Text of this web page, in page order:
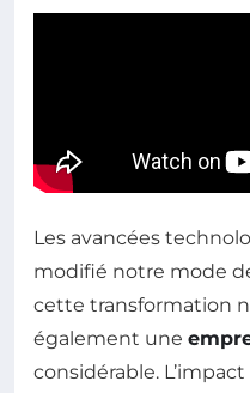
Les avancées
modifié notre mode
cette transformation
également une
considérable.